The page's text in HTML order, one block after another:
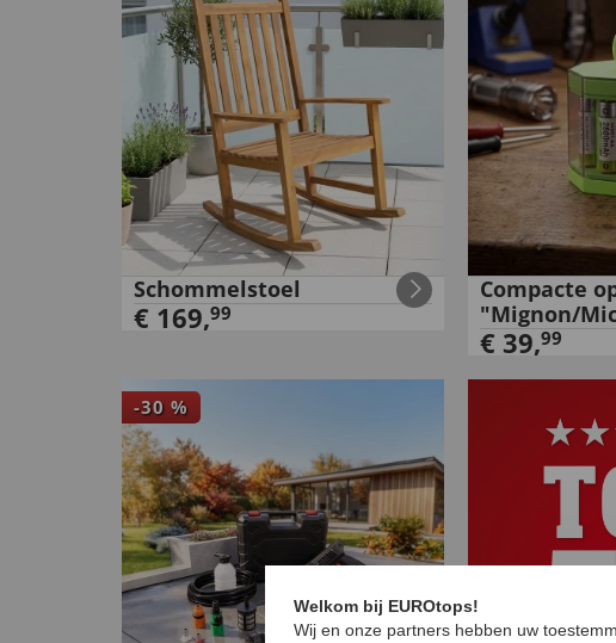
Schommelstoel
€ 169,99
Compacte
"Mignon/
€ 39,99
-30 %
Welkom bij EUROtops!
Wij en onze partners hebben uw